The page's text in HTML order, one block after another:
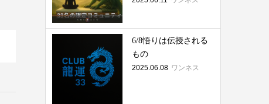
6/8悟りは伝授される
もの
2025.06.08 ワンネス